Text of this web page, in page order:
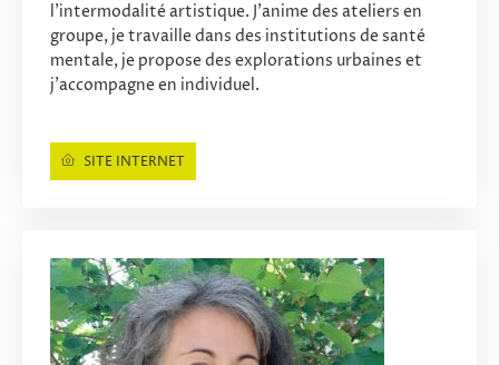
l’intermodalité artistique. J’anime des ateliers en
groupe, je travaille dans des institutions de santé
mentale, je propose des explorations urbaines et
j’accompagne en individuel.
SITE INTERNET